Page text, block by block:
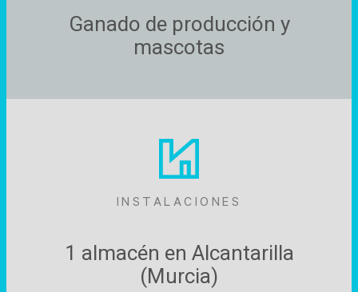
Ganado de producción y
mascotas
INSTALACIONES
1 almacén en Alcantarilla
(Murcia)